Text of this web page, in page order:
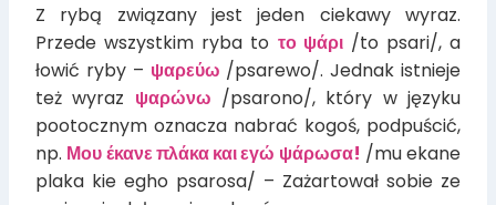
Z rybą związany jest jeden ciekawy wyraz.
Przede wszystkim ryba to το ψάρι/to psari/, a
łowić ryby – ψαρεύω /psarewo/. Jednak istnieje
też wyraz ψαρώνω /psarono/, który w języku
pootocznym oznacza nabrać kogoś, podpuścić,
np. Μου έκανε πλάκα και εγώ ψάρωσα! /mu ekane
plaka kie egho psarosa/ – Zażartował sobie ze